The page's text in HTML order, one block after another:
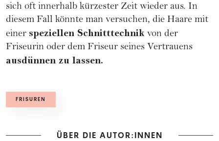
sich oft innerhalb kürzester Zeit wieder aus. In
diesem Fall könnte man versuchen, die Haare mit
einer speziellen Schnitttechnik von der
Friseurin oder dem Friseur seines Vertrauens
ausdünnen zu lassen.
FRISUREN
ÜBER DIE AUTOR:INNEN